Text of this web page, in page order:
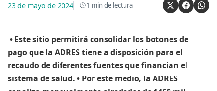
23 de mayo de 2024 1 min de lectura
​ • Este sitio permitirá consolidar los botones de
pago que la ADRES tiene a disposición para el
recaudo de diferentes fuentes que financian el
sistema de salud. • Por este medio, la ADRES